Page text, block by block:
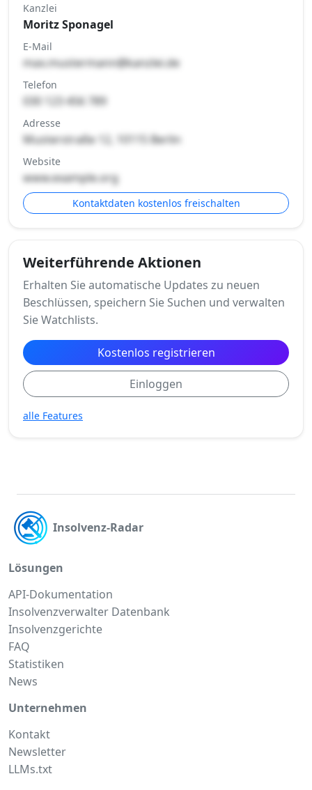
Kanzlei
Moritz Sponagel
E-Mail
max.mustermann@kanzlei.de
Telefon
030 123 456 789
Adresse
Musterstraße 12, 10115 Berlin
Website
www.example.org
Kontaktdaten kostenlos freischalten
Weiterführende Aktionen
Erhalten Sie automatische Updates zu neuen
Beschlüssen, speichern Sie Suchen und verwalten
Sie Watchlists.
Kostenlos registrieren
Einloggen
alle Features
Insolvenz-Radar
Lösungen
API-Dokumentation
Insolvenzverwalter Datenbank
Insolvenzgerichte
FAQ
Statistiken
News
Unternehmen
Kontakt
Newsletter
LLMs.txt